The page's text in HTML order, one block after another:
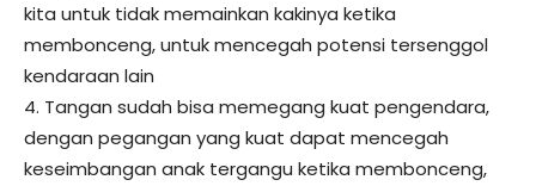
kita untuk tidak memainkan kakinya ketika
membonceng, untuk mencegah potensi tersenggol
kendaraan lain
4. Tangan sudah bisa memegang kuat pengendara,
dengan pegangan yang kuat dapat mencegah
keseimbangan anak tergangu ketika membonceng,